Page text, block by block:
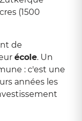
(1500
de
école. Un
: c'est une
années les